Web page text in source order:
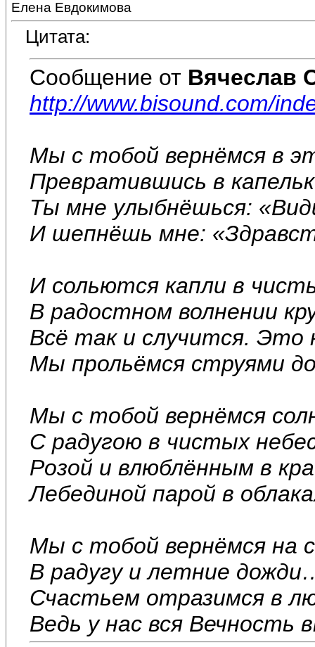
Елена Евдокимова
Цитата:
Сообщение от Вячеслав
http://www.bisound.com/
Мы с тобой вернёмся в
Превратившись в
Ты мне улыбнёшься:
И шепнёшь мне:
И сольются капли в
В радостном волнении
Всё так и случится. Это
Мы прольёмся струями
Мы с тобой вернёмся
С радугою в чистых
Розой и влюблённым в
Лебединой парой в
Мы с тобой вернёмся на
В радугу и летние
Счастьем отразимся в
Ведь у нас вся Вечность